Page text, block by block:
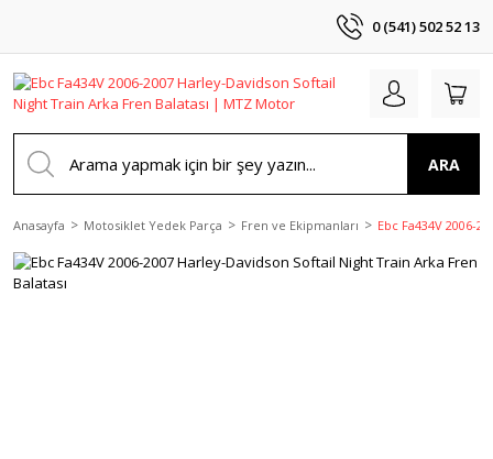
0 (541) 502 52 13
ARA
Anasayfa Motosiklet Yedek Parça Fren ve Ekipmanları Ebc Fa434V 2006-